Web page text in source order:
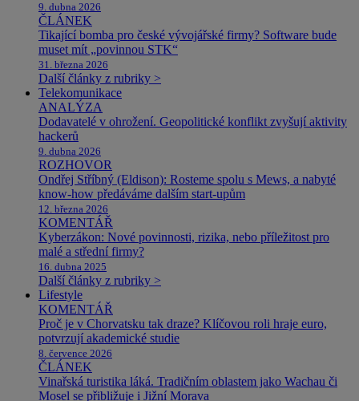
9. dubna 2026
ČLÁNEK
Tikající bomba pro české vývojářské firmy? Software bude
muset mít „povinnou STK“
31. března 2026
Další články z rubriky >
Telekomunikace
ANALÝZA
Dodavatelé v ohrožení. Geopolitické konflikt zvyšují aktivity
hackerů
9. dubna 2026
ROZHOVOR
Ondřej Stříbný (Eldison): Rosteme spolu s Mews, a nabyté
know-how předáváme dalším start-upům
12. března 2026
KOMENTÁŘ
Kyberzákon: Nové povinnosti, rizika, nebo příležitost pro
malé a střední firmy?
16. dubna 2025
Další články z rubriky >
Lifestyle
KOMENTÁŘ
Proč je v Chorvatsku tak draze? Klíčovou roli hraje euro,
potvrzují akademické studie
8. července 2026
ČLÁNEK
Vinařská turistika láká. Tradičním oblastem jako Wachau či
Mosel se přibližuje i Jižní Morava